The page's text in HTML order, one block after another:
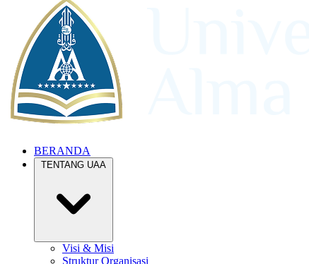
BERANDA
TENTANG UAA
Visi & Misi
Struktur Organisasi